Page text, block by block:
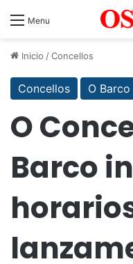
Menu
Inicio /Concellos
Concellos O Barco
O
Barco